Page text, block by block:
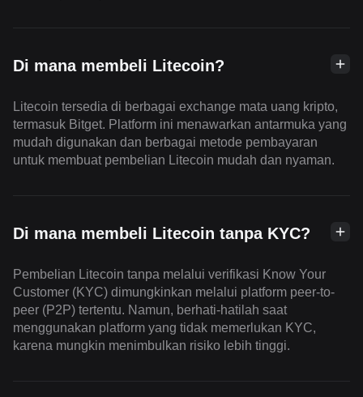
Di mana membeli Litecoin?
Litecoin tersedia di berbagai exchange mata uang kripto,
termasuk Bitget. Platform ini menawarkan antarmuka yang
mudah digunakan dan berbagai metode pembayaran
untuk membuat pembelian Litecoin mudah dan nyaman.
Di mana membeli Litecoin tanpa KYC?
Pembelian Litecoin tanpa melalui verifikasi Know Your
Customer (KYC) dimungkinkan melalui platform peer-to-
peer (P2P) tertentu. Namun, berhati-hatilah saat
menggunakan platform yang tidak memerlukan KYC,
karena mungkin menimbulkan risiko lebih tinggi.